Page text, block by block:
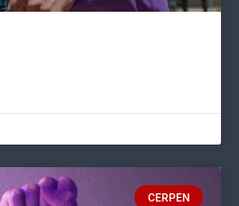
CERPEN